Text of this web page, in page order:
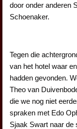
door onder anderen
Schoenaker.
Tegen die
van het hotel waar
hadden gevonden.
Theo van
die we nog niet
spraken met Edo
Sjaak Swart naar de